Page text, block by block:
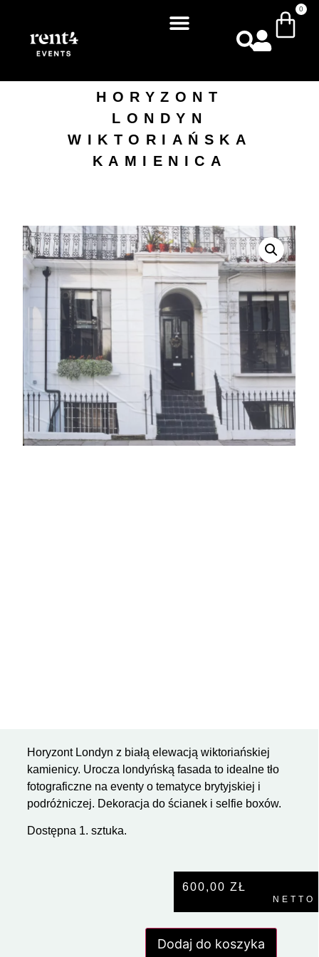
0
HORYZONT
LONDYN
WIKTORIAŃSKA
KAMIENICA
Horyzont Londyn z białą elewacją wiktoriańskiej
kamienicy. Urocza londyńską fasada to idealne tło
fotograficzne na eventy o tematyce brytyjskiej i
podróżniczej. Dekoracja do ścianek i selfie boxów.
Dostępna 1. sztuka.
600,00 ZŁ
NETTO
Dodaj do koszyka